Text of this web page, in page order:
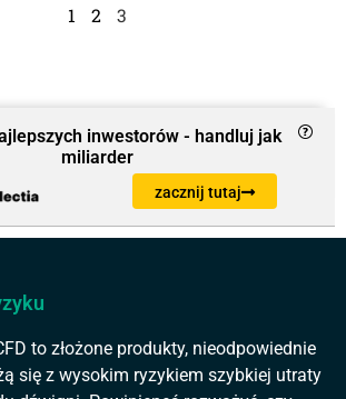
1 2 3
inwestorów - handluj jak
miliarder
zacznij tutaj
to złożone produkty, nieodpowiednie
się z wysokim ryzykiem szybkiej utraty